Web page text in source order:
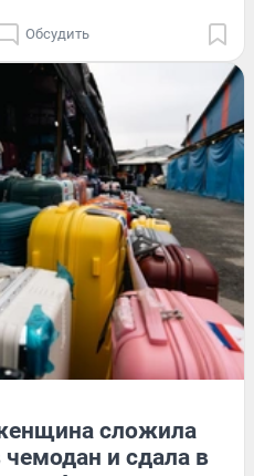
Обсудить
сложила
и сдала в